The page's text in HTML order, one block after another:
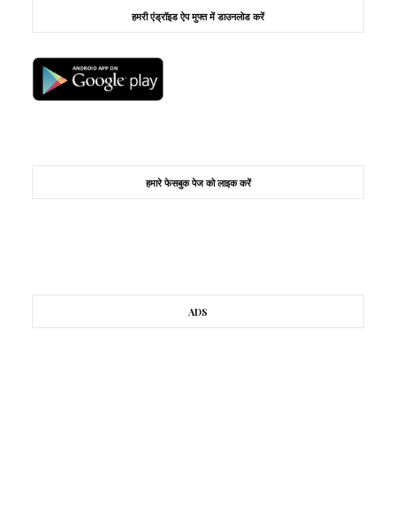
हमरी एंड्रॉइड ऐप मुफ्त में डाउनलोड करें
हमारे फेसबुक पेज को लाइक करें
ADS